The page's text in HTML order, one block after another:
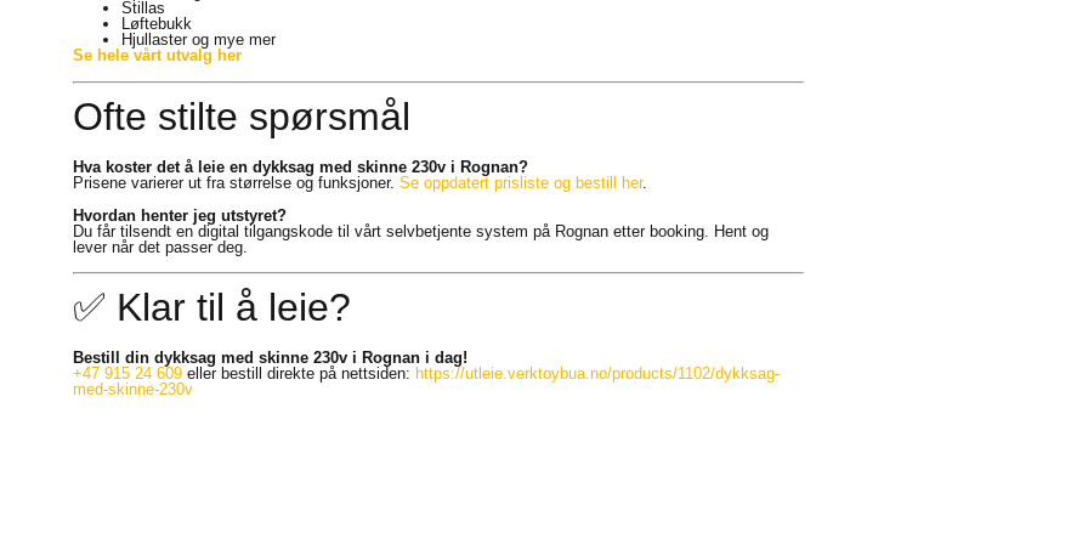
Stillas
Løftebukk
Hjullaster og mye mer
Se hele vårt utvalg her
Ofte stilte spørsmål
Hva koster det å leie en dykksag med skinne 230v i Rognan?
Prisene varierer ut fra størrelse og funksjoner. Se oppdatert prisliste og bestill her.
Hvordan henter jeg utstyret?
Du får tilsendt en digital tilgangskode til vårt selvbetjente system på Rognan etter booking. Hent og
lever når det passer deg.
✅ Klar til å leie?
Bestill din dykksag med skinne 230v i Rognan i dag!
+47 915 24 609 eller bestill direkte på nettsiden: https://utleie.verktoybua.no/products/1102/dykksag-
med-skinne-230v